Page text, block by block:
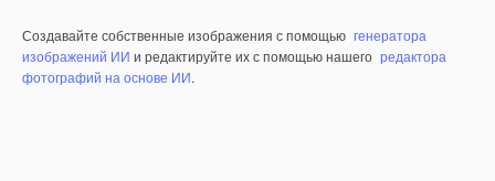
Создавайте собственные изображения с помощью генератора
изображений ИИ и редактируйте их с помощью нашего редактора
фотографий на основе ИИ.